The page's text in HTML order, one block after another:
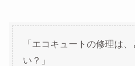
「エコキュートの修理は
い？」